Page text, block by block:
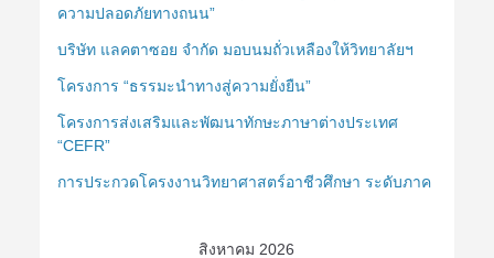
ความปลอดภัยทางถนน”
บริษัท แลคตาซอย จำกัด มอบนมถั่วเหลืองให้วิทยาลัยฯ
โครงการ “ธรรมะนำทางสู่ความยั่งยืน”
โครงการส่งเสริมและพัฒนาทักษะภาษาต่างประเทศ
“CEFR”
การประกวดโครงงานวิทยาศาสตร์อาชีวศึกษา ระดับภาค
สิงหาคม 2026